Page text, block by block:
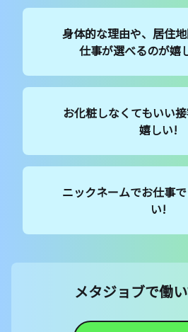
身体的な理由や、居住
仕事が選べるのが嬉
お化粧しなくてもいい
嬉しい!
ニックネームでお仕事
い!
メタジョブで働